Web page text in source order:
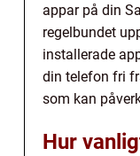
appar på din
regelbundet
installerade
din telefon fri
som kan
Hur